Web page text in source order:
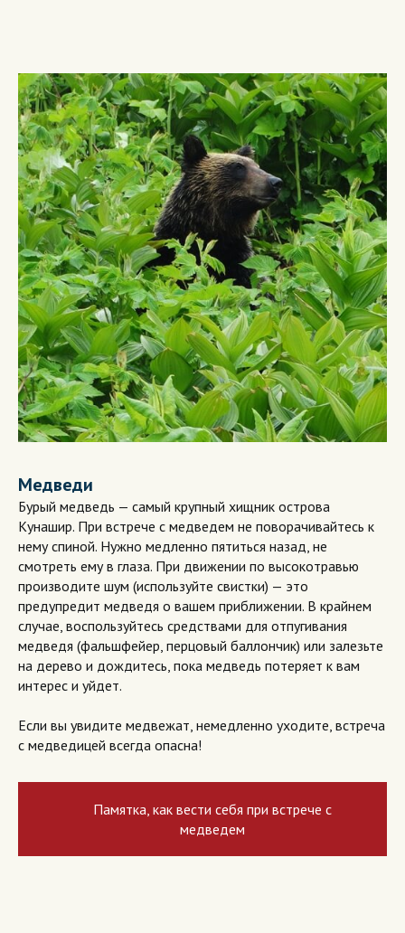
Медведи
Бурый медведь — самый крупный хищник острова
Кунашир. При встрече с медведем не поворачивайтесь к
нему спиной. Нужно медленно пятиться назад, не
смотреть ему в глаза. При движении по высокотравью
производите шум (используйте свистки) — это
предупредит медведя о вашем приближении. В крайнем
случае, воспользуйтесь средствами для отпугивания
медведя (фальшфейер, перцовый баллончик) или залезьте
на дерево и дождитесь, пока медведь потеряет к вам
интерес и уйдет.
Если вы увидите медвежат, немедленно уходите, встреча
с медведицей всегда опасна!
Памятка, как вести себя при встрече с
медведем